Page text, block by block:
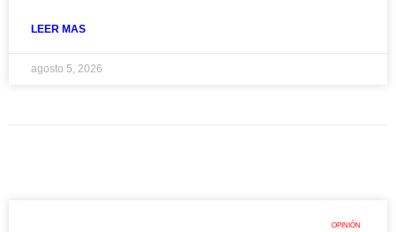
LEER MAS
agosto 5, 2026
OPINIÓN